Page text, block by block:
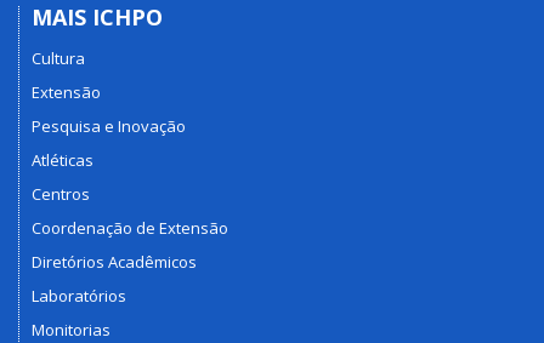
MAIS ICHPO
Cultura
Extensão
Pesquisa e Inovação
Atléticas
Centros
Coordenação de Extensão
Diretórios Acadêmicos
Laboratórios
Monitorias